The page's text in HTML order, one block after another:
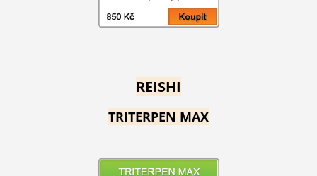
REISHI
TRITERPEN MAX